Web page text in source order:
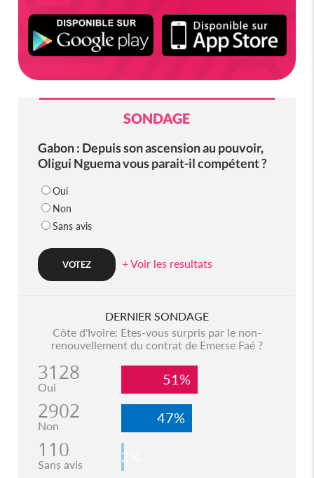
SONDAGE
Gabon : Depuis son ascension au pouvoir,
Oligui Nguema vous parait-il compétent ?
Oui
Non
Sans avis
+ Voir les resultats
DERNIER SONDAGE
Côte d'Ivoire: Etes-vous surpris par le non-
renouvellement du contrat de Emerse Faé ?
3128
Oui 51%
2902
Non 47%
110
Sans avis 2%